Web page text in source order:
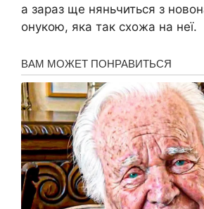
а зараз ще няньчиться з
онукою, яка так схожа на неї.